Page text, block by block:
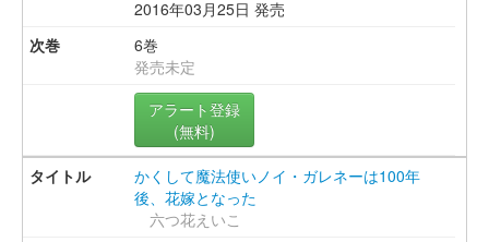
2016年03月25日 発売
6巻
発売未定
アラート登録
(無料)
かくして魔法使いノイ・ガレネーは100年
後、花嫁となった
六つ花えいこ